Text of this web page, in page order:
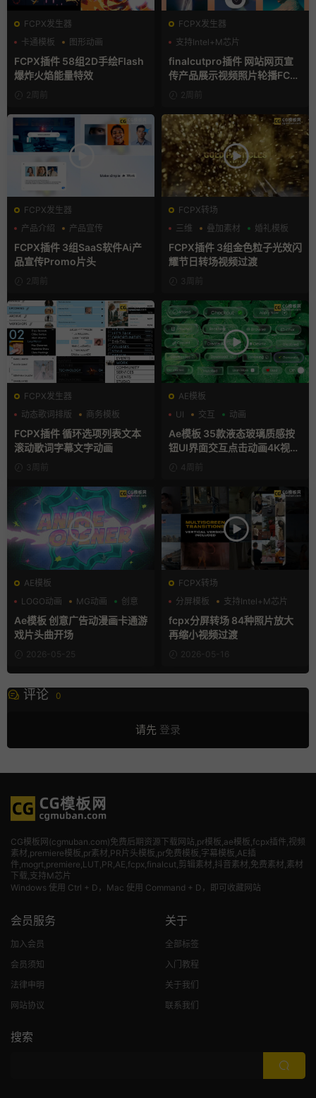
FCPX发生器
卡通模板
图形动画
手绘风
FCPX插件 58组2D手绘Flash
爆炸火焰能量特效
2周前
FCPX发生器
支持Intel+M芯片
finalcutpro插件 网站网页宣
传产品展示视频照片轮播FCP
X插件2周前
FCPX发生器
产品介绍
产品宣传
产品展示
FCPX插件 3组SaaS软件Ai产
品宣传Promo片头
2周前
FCPX转场
三维
叠加素材 婚礼模板
FCPX插件 3组金色粒子光效闪
耀节日转场视频过渡
3周前
FCPX发生器
动态歌词排版
商务模板
字幕模板
FCPX插件 循环选项列表文本
滚动歌词字幕文字动画
3周前
AE模板
UI
交互 动画
Ae模板 35款液态玻璃质感按
钮UI界面交互点击动画4K视频
片头4周前
AE模板
LOGO动画
MG动画 创意
Ae模板 创意广告动漫画卡通游
戏片头曲开场
2026-05-25
FCPX转场
分屏模板
支持Intel+M芯片
照片墙
fcpx分屏转场 84种照片放大
再缩小视频过渡
2026-05-16
评论 0
请先 登录
CG模板网(cgmuban.com)免费后期资源下载网站,pr模板,ae模板,fcpx插件,视频
素材 ,premiere模板,pr素材,PR片头模板,pr免费模板,字幕模板,AE插
件,mogrt,premiere,LUT,PR,AE,fcpx,finalcut,剪辑素材,抖音素材,免费素材,素材
下载,支持M芯片
Windows 使用 Ctrl + D，Mac 使用 Command + D，即可收藏网站
会员服务
加入会员
会员须知
法律申明
网站协议
关于
全部标签
入门教程
关于我们
联系我们
搜索